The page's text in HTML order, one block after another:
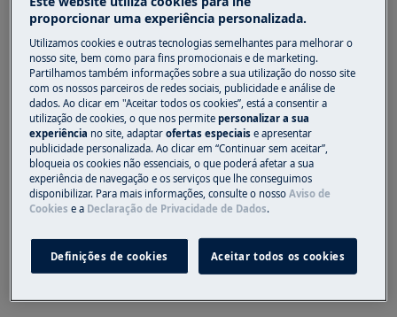
quando são sujeitas a quaisquer tensões,
temperaturas extremamente altas/baixas
ou aquecimento não uniforme.
Aplica-se a:
Forno encastrável
Fogão de instalação livre
Resolução:
1. Em casos raros, os tabuleiros ou as
deformados/enpenados com o aquecimento,
mas voltam à forma original após
proporcionar uma experiência personalizada.
Utilizamos cookies e outras tecnologias semelhantes para melhorar o
nosso site, bem como para fins promocionais e de marketing.
Partilhamos também informações sobre a sua utilização do nosso site
com os nossos parceiros de redes sociais, publicidade e análise de
dados. Ao clicar em "Aceitar todos os cookies”, está a consentir a
utilização de cookies, o que nos permitepersonalizar a sua
experiência no site, adaptarofertas especiaise apresentar
publicidade personalizada. Ao clicar em “Continuar sem aceitar”,
bloqueia os cookies não essenciais, o que poderá afetar a sua
experiência de navegação e os serviços que lhe conseguimos
disponibilizar. Para mais informações, consulte o nossoAviso de
Cookies e a Declaração de Privacidade de Dados.
Definições de cookies Aceitar todos os cookies